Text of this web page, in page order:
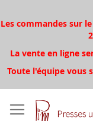
Les commandes sur
La vente en ligne
Toute l'équipe vous